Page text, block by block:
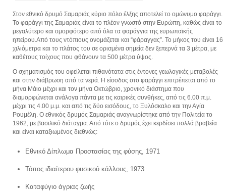
Στον εθνικό δρυμό Σαμαριάς κύριο πόλο έλξης αποτελεί το ομώνυμο φαράγγι.
Το φαράγγι της Σαμαριάς είναι το πλέον γνωστό στην Ευρώπη, καθώς είναι το
μεγαλύτερο και ομορφότερο από όλα τα φαράγγια της ευρωπαϊκής
ηπείρου.Από τους ντόπιους ονομάζεται και “φάραγγας”. Το μήκος του είναι 16
χιλιόμετρα και το πλάτος του σε ορισμένα σημεία δεν ξεπερνά τα 3 μέτρα, με
καθέτους τοίχους που φθάνουν τα 500 μέτρα ύψος.
Ο σχηματισμός του οφείλεται πιθανότατα στις έντονες γεωλογικές μεταβολές
και στην διάβρωση από τα νερά. Η είσοδος στο φαράγγι επιτρέπεται από το
μήνα Μάιο μέχρι και τον μήνα Οκτώβριο, χρονικό διάστημα που
διαμορφώνεται ανάλογα πάντα με τις καιρικές συνθήκες, από τις 6.00 π.μ.
μέχρι τις 4.00 μ.μ. και από τις δύο εισόδους, το Ξυλόσκαλο και την Αγία
Ρουμέλη. Ο εθνικός δρυμός Σαμαριάς αναγνωρίστηκε από την Πολιτεία το
1962, με βασιλικό διάταγμα. Από τότε ο δρυμός έχει κερδίσει πολλά βραβεία
και είναι καταξιωμένος διεθνώς:
Εθνικό Δίπλωμα Προστασίας της φύσης, 1971
Τόπος ιδιαίτερου φυσικού κάλλους, 1973
Καταφύγιο άγριας ζωής